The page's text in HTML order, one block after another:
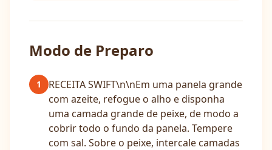
Modo de Preparo
1
RECEITA SWIFT\n\nEm uma panela grande
com azeite, refogue o alho e disponha
uma camada grande de peixe, de modo a
cobrir todo o fundo da panela. Tempere
com sal. Sobre o peixe, intercale camadas